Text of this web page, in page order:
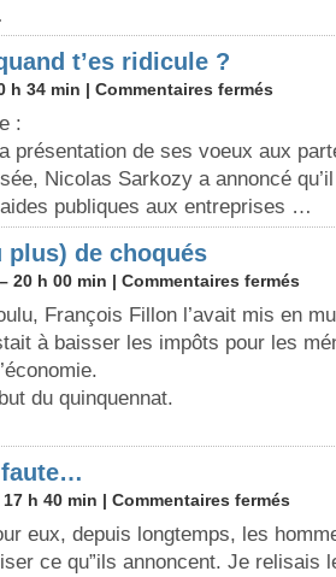
t’es ridicule ?
h 34 min | Commentaires fermés
:
présentation de ses voeux aux
Nicolas Sarkozy a annoncé
publiques aux entreprises …
de choqués
20 h 00 min | Commentaires fermés
François Fillon l’avait mis en
à baisser les impôts pour les
du quinquennat.
faute…
h 40 min | Commentaires fermés
eux, depuis longtemps, les
ce qu”ils annoncent. Je relisais